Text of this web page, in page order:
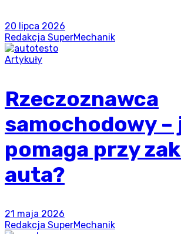
20 lipca 2026
Redakcja SuperMechanik
Artykuły
Rzeczoznawca
samochodowy –
pomaga przy
auta?
21 maja 2026
Redakcja SuperMechanik